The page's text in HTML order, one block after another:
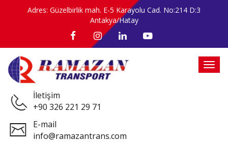
Adres: Güzelbirlik mah. E-5 Karayolu Cad. No:214 D:3
Antakya/Hatay
İletişim
+90 326 221 29 71
E-mail
info@ramazantrans.com